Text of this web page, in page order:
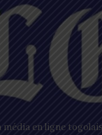
en ligne